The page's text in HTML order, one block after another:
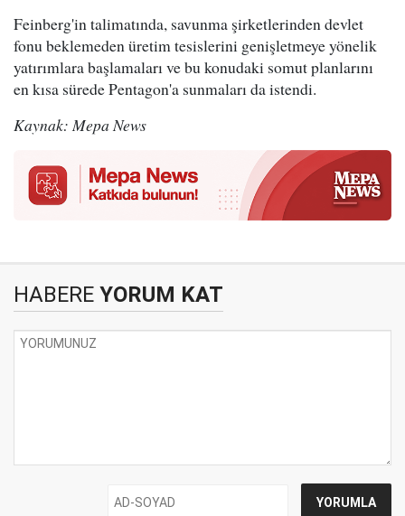
Feinberg'in talimatında, savunma şirketlerinden devlet
fonu beklemeden üretim tesislerini genişletmeye yönelik
yatırımlara başlamaları ve bu konudaki somut planlarını
en kısa sürede Pentagon'a sunmaları da istendi.
Kaynak: Mepa News
HABERE YORUM KAT